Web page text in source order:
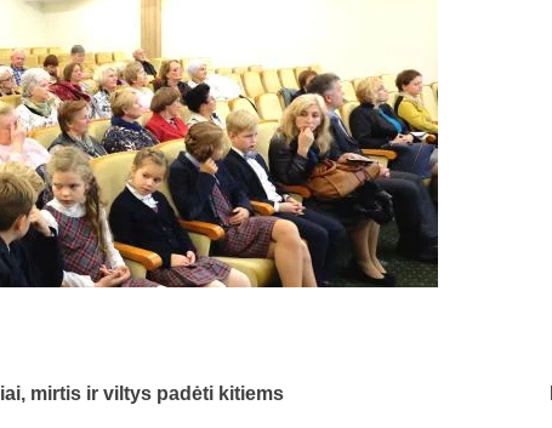
mirtis ir viltys padėti kitiems